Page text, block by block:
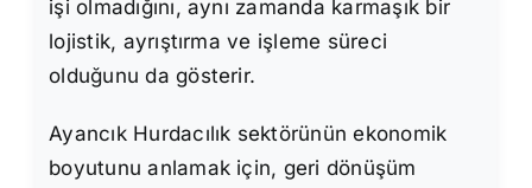
işi olmadığını, aynı zamanda karmaşık bir
lojistik, ayrıştırma ve işleme süreci
olduğunu da gösterir.
Ayancık Hurdacılık sektörünün ekonomik
boyutunu anlamak için, geri dönüşüm